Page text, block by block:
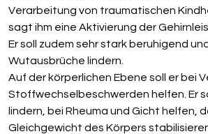
Verarbeitung von traumatischen
sagt ihm eine Aktivierung der
Er soll zudem sehr stark beruhigend
Wutausbrüche lindern.
Auf der körperlichen Ebene soll er bei
Stoffwechselbeschwerden helfen. Er
lindern, bei Rheuma und Gicht helfen,
Gleichgewicht des Körpers